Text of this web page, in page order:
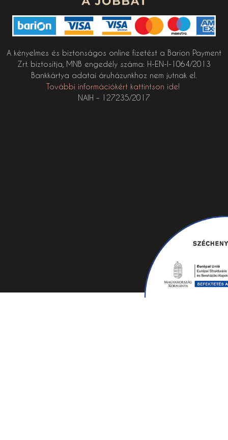
A kényelmes és biztonságos online fizetést a Barion Payment
Zrt. biztosítja, MNB engedély száma: H-EN-I-1064/2013
Bankkártya adatai áruházunkhoz nem jutnak el.
További információkért kattintson ide!
NAIH – 127235/2017